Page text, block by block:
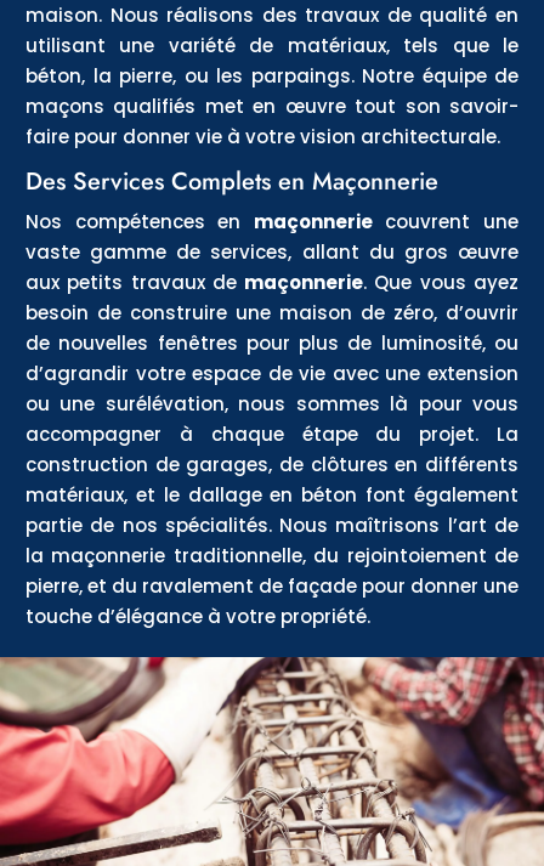
maison. Nous réalisons des travaux de qualité en
utilisant une variété de matériaux, tels que le
béton, la pierre, ou les parpaings. Notre équipe de
maçons qualifiés met en œuvre tout son savoir-
faire pour donner vie à votre vision architecturale.
Des Services Complets en Maçonnerie
Nos compétences en maçonneriecouvrent une
vaste gamme de services, allant du gros œuvre
aux petits travaux de maçonnerie. Que vous ayez
besoin de construire une maison de zéro, d’ouvrir
de nouvelles fenêtres pour plus de luminosité, ou
d’agrandir votre espace de vie avec une extension
ou une surélévation, nous sommes là pour vous
accompagner à chaque étape du projet. La
construction de garages, de clôtures en différents
matériaux, et le dallage en béton font également
partie de nos spécialités. Nous maîtrisons l’art de
la maçonnerie traditionnelle, du rejointoiement de
pierre, et du ravalement de façade pour donner une
touche d’élégance à votre propriété.